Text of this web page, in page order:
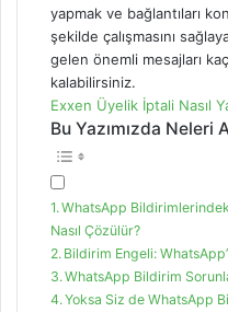
yapmak ve bağlantıları
şekilde çalışmasını
gelen önemli mesajları
kalabilirsiniz.
Exxen Üyelik İptali Nasıl
Bu Yazımızda Neleri
WhatsApp
Nasıl Çözülür?
Bildirim Engeli:
WhatsApp Bildirim
Yoksa Siz de WhatsApp